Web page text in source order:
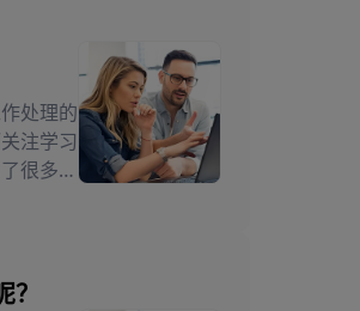
处理的
注学习
很多人
应该很